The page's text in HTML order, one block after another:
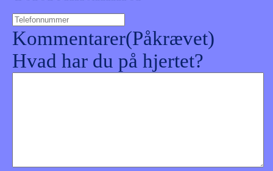
Kommentarer(Påkrævet)
Hvad har du på hjertet?